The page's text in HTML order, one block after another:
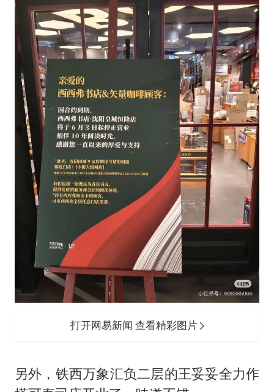
打开网易新闻 查看精彩图片
另外，铁西万象汇负二层的王妥妥全力作